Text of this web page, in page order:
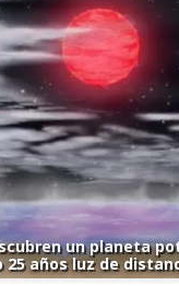
un planeta
años luz de